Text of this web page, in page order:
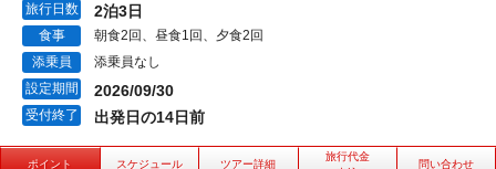
旅行日数 2泊3日
食事
朝食2回、昼食1回、夕食2回
添乗員
添乗員なし
設定期間
2026/09/30
受付終了 出発日の14日前
ポイント スケジュール ツアー詳細
旅行代金
問い合わせ